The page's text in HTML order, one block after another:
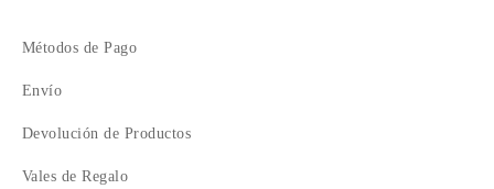
Métodos de Pago
Envío
Devolución de Productos
Vales de Regalo